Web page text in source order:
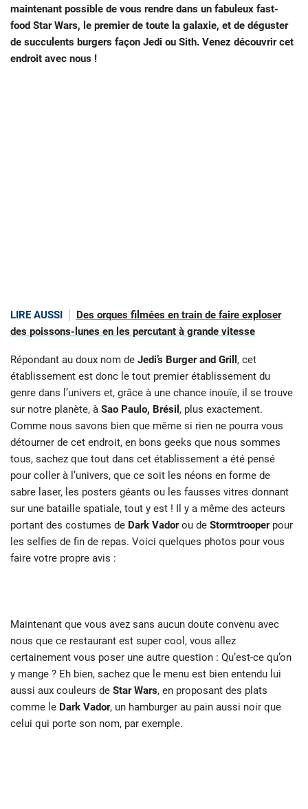
maintenant possible de vous rendre dans un fabuleux fast-
food Star Wars, le premier de toute la galaxie, et de déguster
de succulents burgers façon Jedi ou Sith. Venez découvrir cet
endroit avec nous !
LIRE AUSSI
Des orques filmées en train de faire exploser
des poissons-lunes en les percutant à grande vitesse
Répondant au doux nom de Jedi’s Burger and Grill , cet
établissement est donc le tout premier établissement du
genre dans l’univers et, grâce à une chance inouïe, il se trouve
sur notre planète, à Sao Paulo, Brésil , plus exactement.
Comme nous savons bien que même si rien ne pourra vous
détourner de cet endroit, en bons geeks que nous sommes
tous, sachez que tout dans cet établissement a été pensé
pour coller à l’univers, que ce soit les néons en forme de
sabre laser, les posters géants ou les fausses vitres donnant
sur une bataille spatiale, tout y est ! Il y a même des acteurs
portant des costumes de Dark Vadorou de Stormtrooperpour
les selfies de fin de repas. Voici quelques photos pour vous
faire votre propre avis :
Maintenant que vous avez sans aucun doute convenu avec
nous que ce restaurant est super cool, vous allez
certainement vous poser une autre question : Qu’est-ce qu’on
y mange ? Eh bien, sachez que le menu est bien entendu lui
aussi aux couleurs de Star Wars, en proposant des plats
comme le Dark Vador, un hamburger au pain aussi noir que
celui qui porte son nom, par exemple.